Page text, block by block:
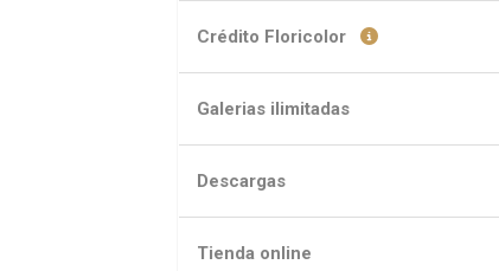
Crédito Floricolor
Galerias ilimitadas
Descargas
Tienda online